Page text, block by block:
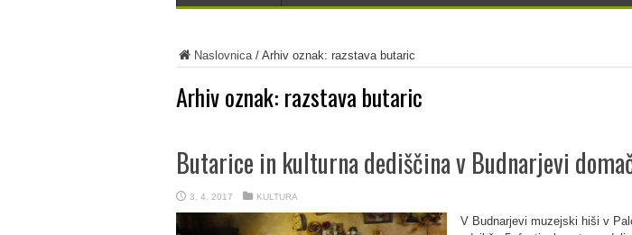
Naslovnica/ Arhiv oznak: razstava butaric
Arhiv oznak: razstava butaric
Butarice in kulturna dediščina v Budnarjevi
3. 4. 2017 KULTURA
V Budnarjevi muzejski hiši v